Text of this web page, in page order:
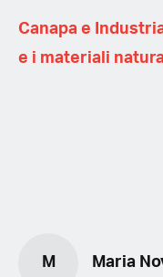
Canapa e
e i materiali
M Maria